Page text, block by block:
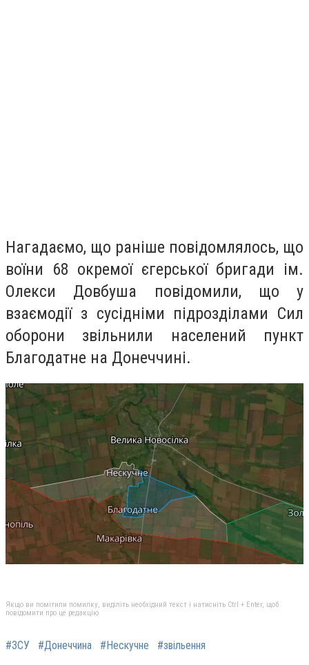
Нагадаємо, що раніше повідомлялось, що
воїни 68 окремої єгерської бригади ім.
Олекси Довбуша повідомили, що у
взаємодії з сусідніми підрозділами Сил
оборони звільнили населений пункт
Благодатне на Донеччині.
Якщо ви помітили помилку, виділіть необхідний текст і натисніть Ctrl + Enter, щоб
повідомити про це редакцію
#ЗСУ #Донеччина #Нескучне #звільення